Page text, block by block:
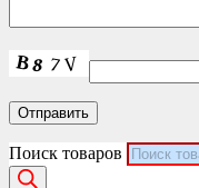
Поиск товаров